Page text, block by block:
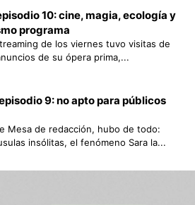
10: cine, magia, ecología y
programa
de los viernes tuvo visitas de
de su ópera prima,...
9: no apto para públicos
Mesa de redacción, hubo de todo:
insólitas, el fenómeno Sara la...